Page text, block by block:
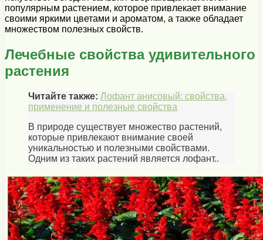
популярным растением, которое привлекает внимание
своими яркими цветами и ароматом, а также обладает
множеством полезных свойств.
Лечебные свойства удивительного
растения
Читайте также: Лофант анисовый: свойства,
применение и полезные свойства
В природе существует множество растений,
которые привлекают внимание своей
уникальностью и полезными свойствами.
Одним из таких растений является лофант..